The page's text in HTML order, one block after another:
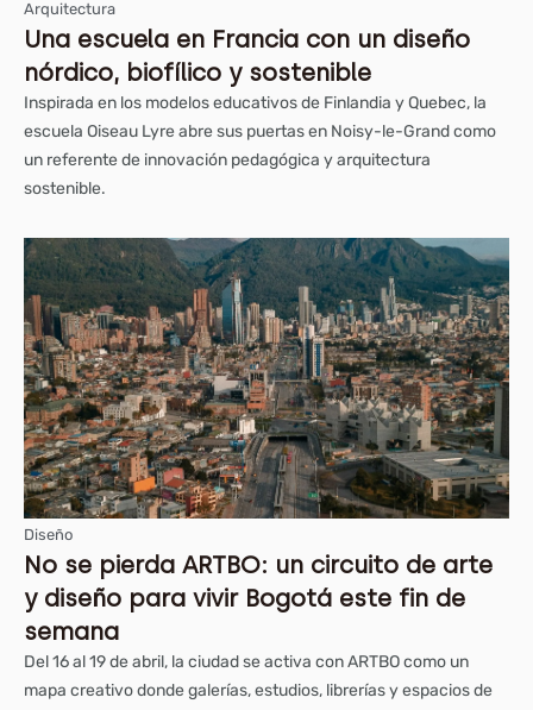
Arquitectura
Una escuela en Francia con un diseño
nórdico, biofílico y sostenible
Inspirada en los modelos educativos de Finlandia y Quebec, la
escuela Oiseau Lyre abre sus puertas en Noisy-le-Grand como
un referente de innovación pedagógica y arquitectura
sostenible.
Diseño
No se pierda ARTBO: un circuito de arte
y diseño para vivir Bogotá este fin de
semana
Del 16 al 19 de abril, la ciudad se activa con ARTBO como un
mapa creativo donde galerías, estudios, librerías y espacios de